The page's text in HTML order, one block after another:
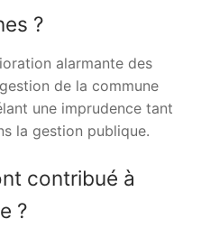
?
alarmante des
de la commune
une imprudence tant
la gestion publique.
contribué à
?